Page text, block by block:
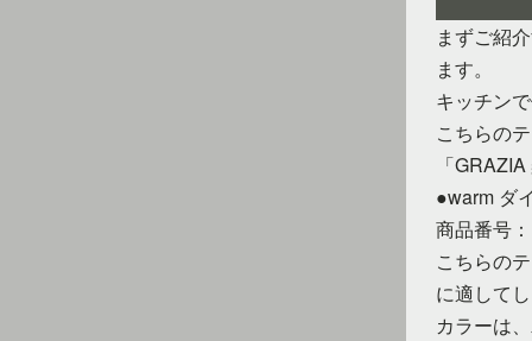
まずご紹
ます。
キッチン
こちらの
「
●warm ダ
商品番号
こちらの
に適して
カラーは